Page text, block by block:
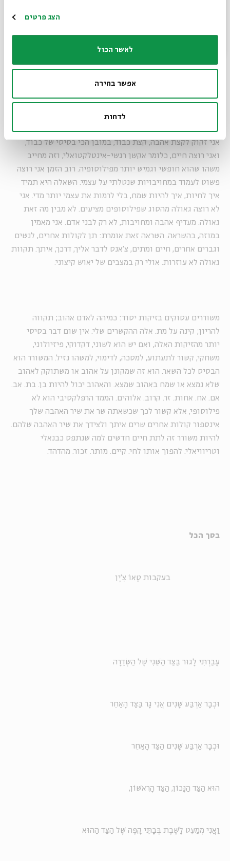
הצג פרטים
לאשר הכול
אפשר בחירה
לדחות
והבנתי שאם אני רוצה להיות נאמן לעצמי ולו – אני צריך להפסיק
עם הפילוסופיה וללכת לספרות. כשהכרתי את דני הוא לימד
אותי שיש לי עמדה פילוסופית, שאני פילוסוף מהזן הספקני, שזה
אני זקוק לקצת אהבה, קצת כבוד, במובן הכי בסיסי של כבוד,
ואני רוצה חיים, כלומר אקשן רגשי-אינטלקטואלי, וזה מחייב
משהו שהוא חופשי וגמיש יותר מפילוסופיה. רוב הזמן אני רוצה
פשוט לעמוד במחויבויות שנטלתי על עצמי. השאלה היא תמיד
איך לחיות, איך להיות שמח, בלי לרמות את עצמי יותר מדי. אני
לא רוצה גאולה מהסוג שפילוסופים מציעים. לא מבין מה זאת
גאולה. מעדיף אהבה ומחויבות, לא רק לבני אדם. אני מאמין
במוזה, בהשראה. השראה זאת אומרת: תן לקולות אחרים, לנשים
וגברים אחרים, חיים ומתים, צ'אנס לדבר אליך, דרכך, איתך. תקוות
גאולה לא עוזרות. אולי רק במצבים של יאוש קיצוני.
משוררים עסוקים בזיקות יסוד: כמיהה לאדם אהוב; תקווה
להריון; קינה על מת. אלה ההקשרים שלי. אין שום דבר בסיסי
יותר מהזיקות האלה, ואם יש הוא לשוני, דקדוקי, פיזיולוגי,
משחקי, קשור לתעתוע, למסכה, לדימוי, למשהו נזיל. המשורר הוא
הבסיס לכל השאר. הוא זה שמקונן על אהוב או משתוקק לאהוב
שלא נמצא או שמח באהוב שמצא. והאהוב יכול להיות בן. בת. אב.
אם. אח. אחות. זר. קרוב. אלוהים. הממד הרפלקסיבי הוא לא
פילוסופי, אלא קשור לכך שכשאתה שר את שיר האהבה שלך
אינספור קולות אחרים שרים איתך ולצידך את שיר האהבה שלהם.
להיות משורר זה לתת חיים חדשים למה שנתפס כבנאלי
וטריוויאלי. להפוך אותו לחי. קיים. מותר. זכור. מהדהד.
בסך הכל
בעקבות טָאוֹ צְ'יֶן
עָבַרְתִּי לָגוּר בַּצַּד הַשֵּׁנִי שֶׁל הַשְּׂדֵרָה
וּכְבָר אַרְבַּע שָׁנִים אֲנִי גָּר בַּצַּד הָאַחֵר
וּכְבָר אַרְבַּע שָׁנִים הַצַּד הָאַחֵר
הוּא הַצַּד הַנָּכוֹן, הַצַּד הָרִאשׁוֹן,
וַאֲנִי מְמַעֵט לָשֶׁבֶת בְּבָתֵּי קָפֶה שֶׁל הַצַּד הַהוּא